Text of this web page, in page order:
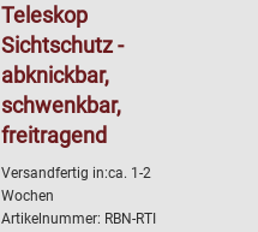
Teleskop
Sichtschutz -
abknickbar,
schwenkbar,
freitragend
Versandfertig in:ca. 1-2
Wochen
Artikelnummer: RBN-RTI